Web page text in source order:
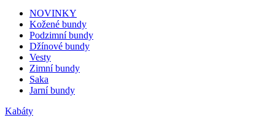
NOVINKY
Kožené bundy
Podzimní bundy
Džínové bundy
Vesty
Zimní bundy
Saka
Jarní bundy
Kabáty